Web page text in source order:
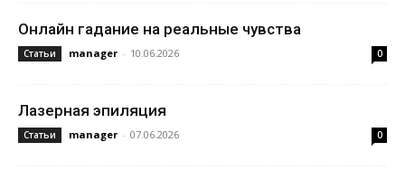
Онлайн гадание на реальные чувства
Статьи manager - 10.06.2026 0
Лазерная эпиляция
Статьи manager - 07.06.2026 0